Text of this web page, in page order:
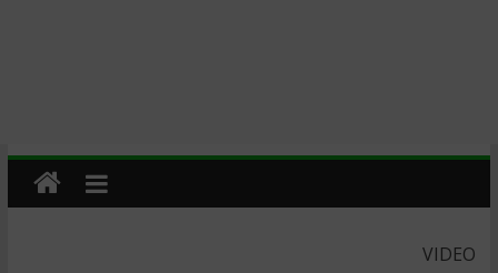
VIDEO